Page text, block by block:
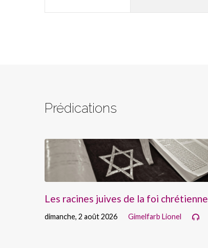
Prédications
Les racines juives de la foi chrétienne
dimanche, 2 août 2026 Gimelfarb Lionel